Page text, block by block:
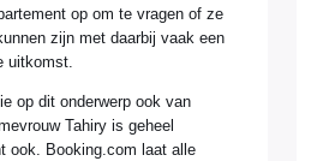
op om te vragen of ze
zijn met daarbij vaak een
uitkomst.
op dit onderwerp ook van
Tahiry is geheel
ook. Booking.com laat alle